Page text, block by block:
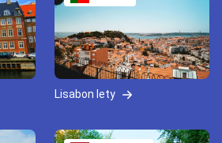
Lisabon lety